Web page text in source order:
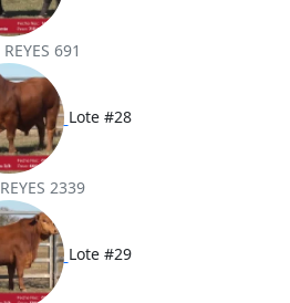
REYES 691
Lote #28
REYES 2339
Lote #29